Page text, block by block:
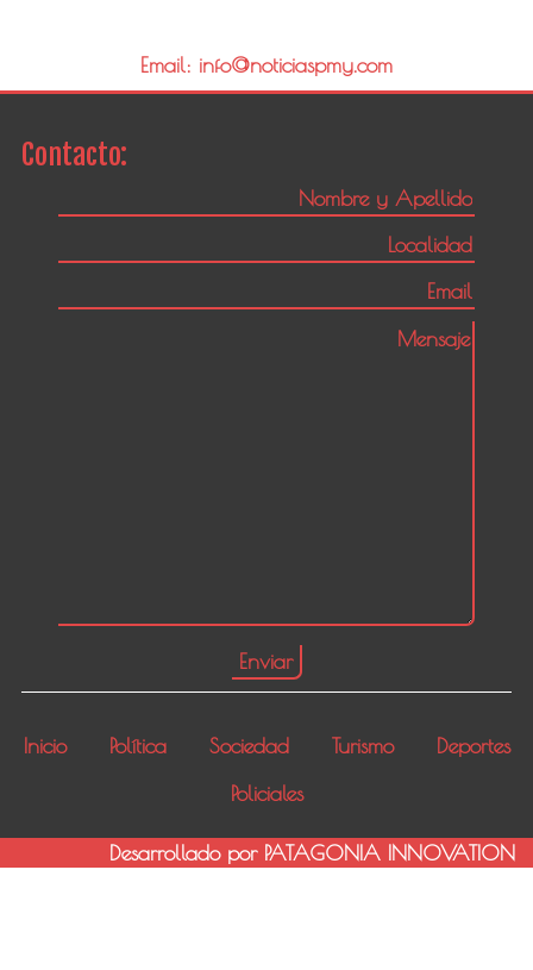
Email: info@noticiaspmy.com
Contacto:
Inicio Política Sociedad Turismo
Deportes
Policiales
Desarrollado por PATAGONIA INNOVATION